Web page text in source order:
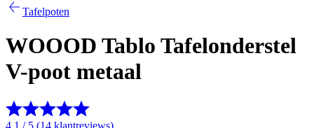
Tafelpoten
WOOOD Tablo Tafelonderstel
V-poot metaal
4.1 / 5 (14 klantreviews)